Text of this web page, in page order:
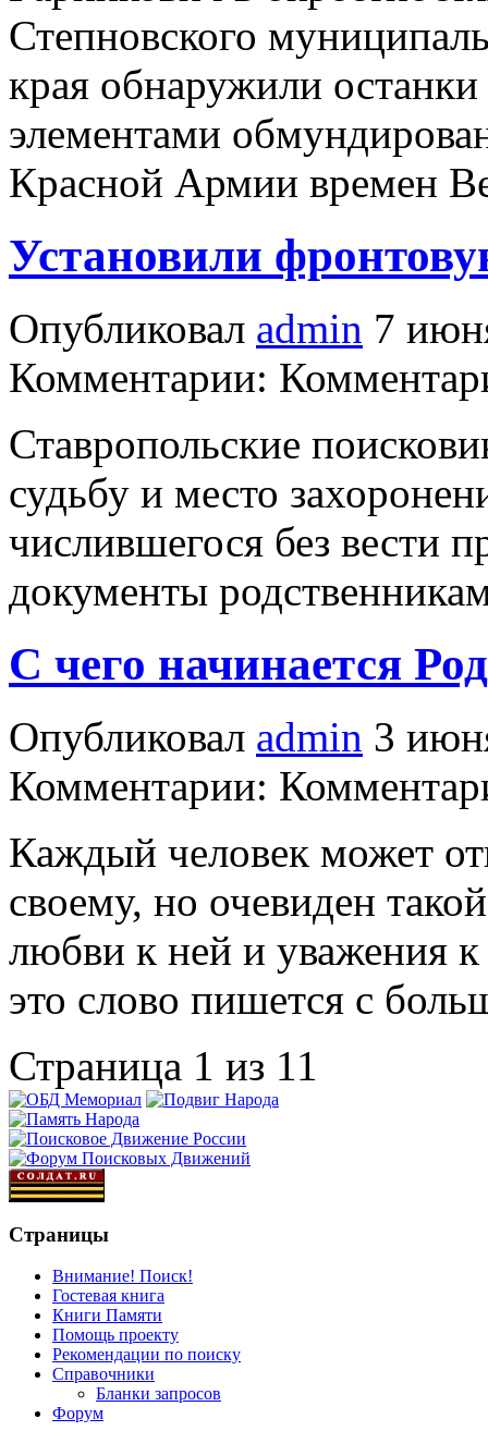
Степновского
края обнаружили останки
элементами
Красной Армии времен
Установили
Опубликовал admin 7
Комментарии:
Ставропольские
судьбу и место
числившегося без вести
документы
С чего начинается
Опубликовал admin 3
Комментарии:
Каждый человек может
своему, но очевиден
любви к ней и уважения
это слово пишется с
Страница 1 из 11
Страницы
Внимание! Поиск!
Гостевая книга
Книги Памяти
Помощь проекту
Рекомендации по поиску
Справочники
Бланки запросов
Форум